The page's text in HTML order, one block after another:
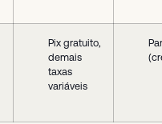
Pix gratuito,
demais
taxas
variáveis